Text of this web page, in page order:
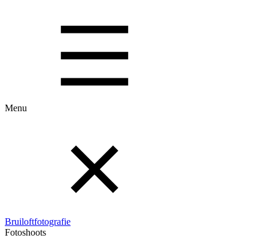
Menu
Bruiloftfotografie
Fotoshoots